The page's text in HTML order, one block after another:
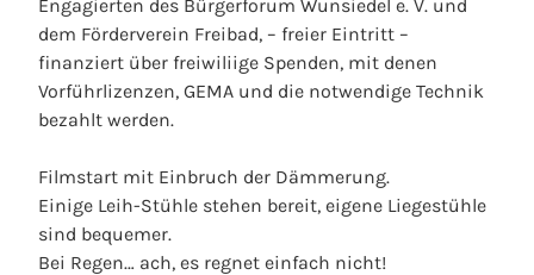
Engagierten des Bürgerforum Wunsiedel e. V. und
dem Förderverein Freibad, – freier Eintritt –
finanziert über freiwiliige Spenden, mit denen
Vorführlizenzen, GEMA und die notwendige Technik
bezahlt werden.
Filmstart mit Einbruch der Dämmerung.
Einige Leih-Stühle stehen bereit, eigene Liegestühle
sind bequemer.
Bei Regen… ach, es regnet einfach nicht!